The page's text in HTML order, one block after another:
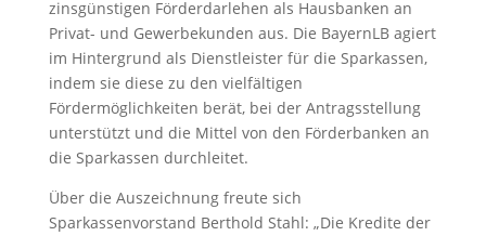
zinsgünstigen Förderdarlehen als Hausbanken an
Privat- und Gewerbekunden aus. Die BayernLB agiert
im Hintergrund als Dienstleister für die Sparkassen,
indem sie diese zu den vielfältigen
Fördermöglichkeiten berät, bei der Antragsstellung
unterstützt und die Mittel von den Förderbanken an
die Sparkassen durchleitet.
Über die Auszeichnung freute sich
Sparkassenvorstand Berthold Stahl: „Die Kredite der